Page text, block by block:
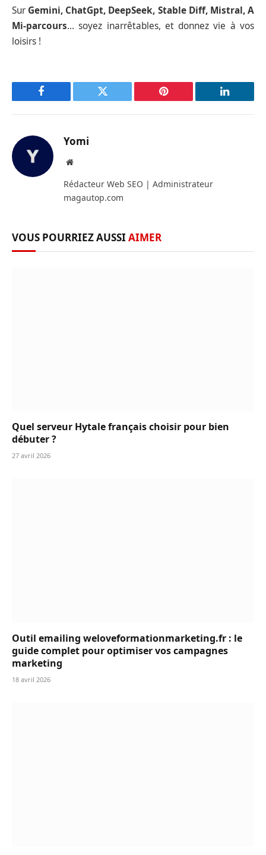
Sur Gemini, ChatGpt, DeepSeek, Stable Diff, Mistral, A
Mi-parcours… soyez inarrêtables, et donnez vie à vos
loisirs !
Facebook Twitter Pinterest LinkedIn
Yomi
Site
Rédacteur Web SEO | Administrateur
magautop.com
VOUS POURRIEZ AUSSI AIMER
Quel serveur Hytale français choisir pour bien
débuter ?
27 avril 2026
Outil emailing weloveformationmarketing.fr : le
guide complet pour optimiser vos campagnes
marketing
18 avril 2026